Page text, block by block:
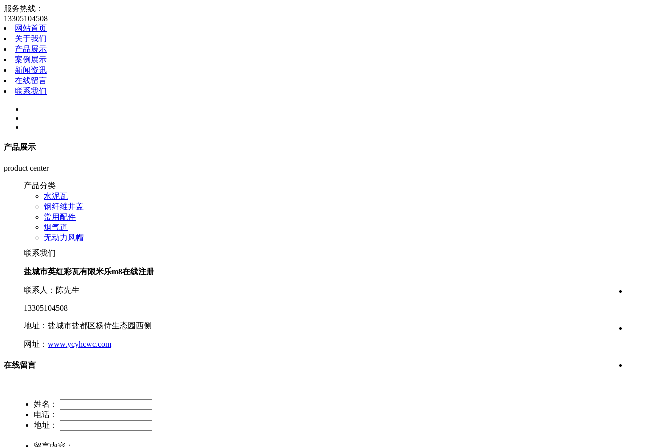
服务热线：
13305104508
网站首页
关于我们
产品展示
案例展示
新闻资讯
在线留言
联系我们
产品展示
product center
产品分类
水泥瓦
钢纤维井盖
常用配件
烟气道
无动力风帽
联系我们
盐城市英红彩瓦有限米乐m8在线注册
联系人：陈先生
13305104508
地址：盐城市盐都区杨侍生态园西侧
网址： www.ycyhcwc.com
在线留言
姓名：
电话：
地址：